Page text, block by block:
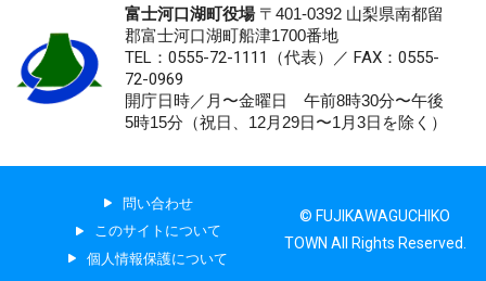
富士河口湖町役場〒401-0392 山梨県南都留
郡富士河口湖町船津1700番地
TEL：0555-72-1111 （代表）／ FAX：0555-
72-0969
開庁日時／月〜金曜日 午前8時30分〜午後
5時15分（祝日、12月29日〜1月3日を除く）
問い合わせ
このサイトについて
個人情報保護について
© FUJIKAWAGUCHIKO
TOWN All Rights Reserved.